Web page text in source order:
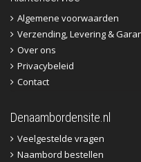
Algemene voorwaarden
Verzending, Levering &
Over ons
Privacybeleid
Contact
Denaambordensite.nl
Veelgestelde vragen
Naambord bestellen